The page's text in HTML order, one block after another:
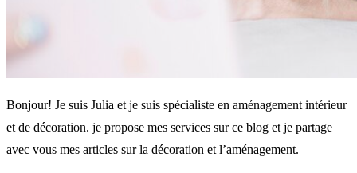
Bonjour! Je suis Julia et je suis spécialiste en aménagement intérieur
et de décoration. je propose mes services sur ce blog et je partage
avec vous mes articles sur la décoration et l’aménagement.